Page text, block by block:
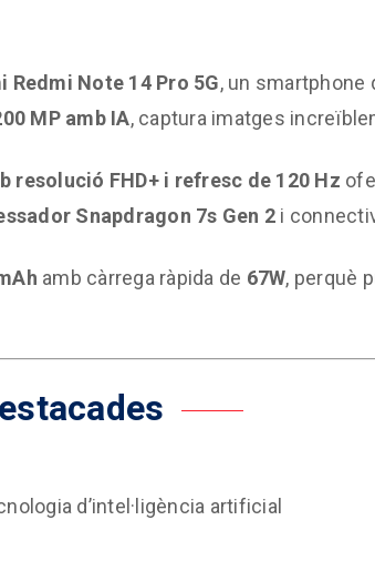
Note 14 Pro 5G, un smartphone
MP amb IA, captura imatges
resolució FHD+ i refresc de 120 Hz
Snapdragon 7s Gen 2 i
amb càrrega ràpida de 67W, perquè
d’intel·ligència artificial